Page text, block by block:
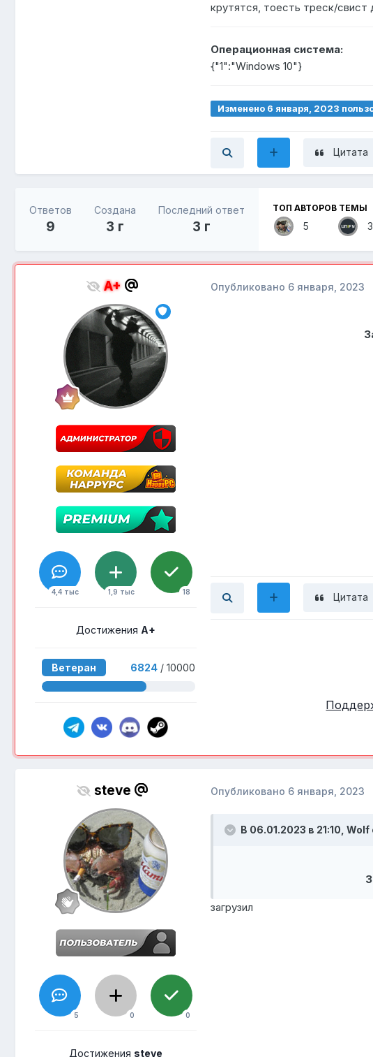
крутятся, тоесть треск/
Операционная система:
{"1":"Windows 10"}
Изменено 6 января, 2023
Цитата
Ответов
9
Создана
3 г
Последний ответ
3 г
ТОП АВТОРОВ ТЕМЫ
5 3
A+
4,4 тыс 1,9 тыс 18
Достижения A+
Ветеран 6824/ 10000
Опубликовано 6 января, 2023
Цитата
steve
5 0 0
Достижения steve
Опубликовано 6 января, 2023
В 06.01.2023 в 21:10, Wolf
загрузил